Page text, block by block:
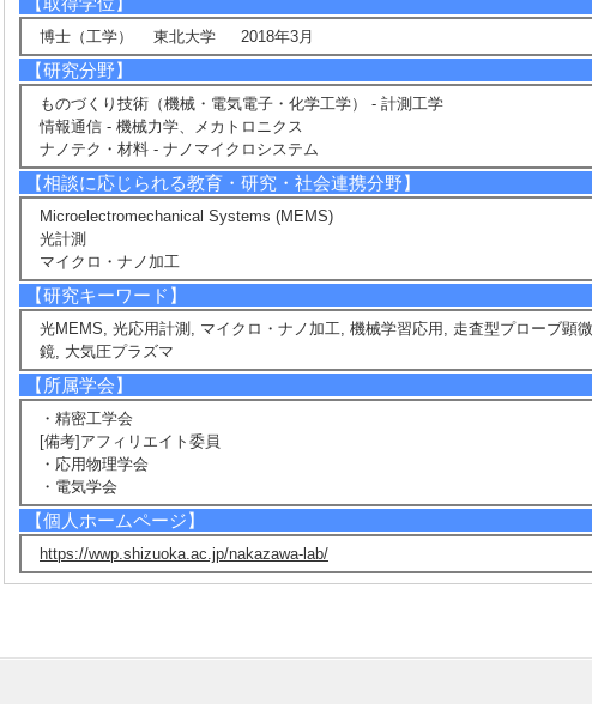
博士（工学） 東北大学 2018年3月
【研究分野】
ものづくり技術（機械・電気電子・化学工学） - 計測工学
情報通信 - 機械力学、メカトロニクス
ナノテク・材料 - ナノマイクロシステム
【相談に応じられる教育・研究・社会連携分野】
Microelectromechanical Systems (MEMS)
光計測
マイクロ・ナノ加工
【研究キーワード】
光MEMS, 光応用計測, マイクロ・ナノ加工, 機械学習応用, 走査型プローブ顕微
鏡, 大気圧プラズマ
【所属学会】
・精密工学会
[備考]アフィリエイト委員
・応用物理学会
・電気学会
【個人ホームページ】
https://wwp.shizuoka.ac.jp/nakazawa-lab/